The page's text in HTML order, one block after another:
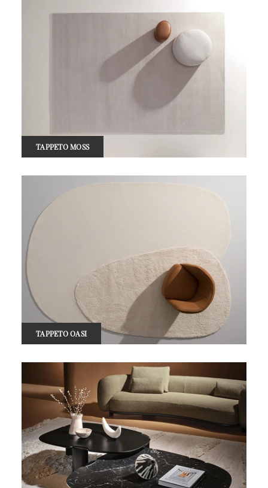
TAPPETO MOSS
TAPPETO OASI